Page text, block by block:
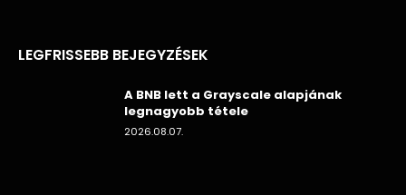
LEGFRISSEBB BEJEGYZÉSEK
A BNB lett a Grayscale alapjának
legnagyobb tétele
2026.08.07.